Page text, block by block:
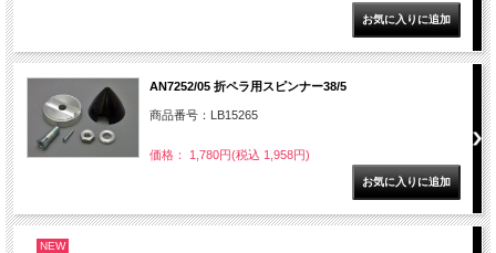
AN7252/05 折ペラ用スピンナー38/5
商品番号：LB15265
価格： 1,780円(税込 1,958円)
NEW